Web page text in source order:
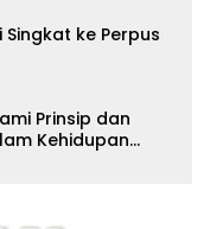
Singkat ke Perpus
Prinsip dan
Kehidupan